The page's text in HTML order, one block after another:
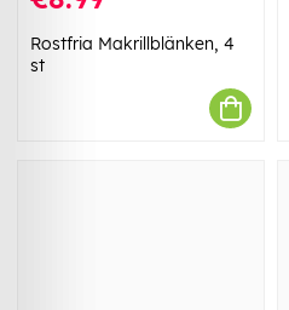
Rostfria Makrillblänken, 4
st